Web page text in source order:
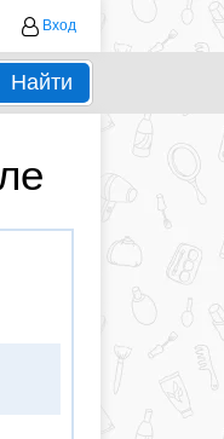
Вход
Найти